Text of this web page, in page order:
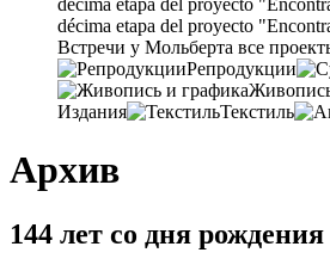
décima etapa del proyecto
décima etapa del proyecto
Встречи у Мольберта все
Репродукции
Издания
Текстиль
Архив
144 лет со дня